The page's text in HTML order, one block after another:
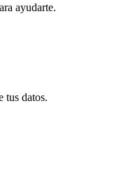
ayudarte.
tus datos.